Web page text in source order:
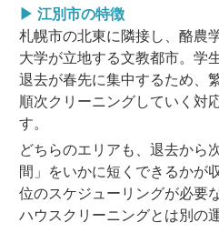
▶ 江別市の特徴
札幌市の北東に隣接し、酪農
大学が立地する文教都市。学
退去が春先に集中するため、
順次クリーニングしていく対
す。
どちらのエリアも、退去から
間」をいかに短くできるかが
位のスケジューリングが必要
ハウスクリーニングとは別の